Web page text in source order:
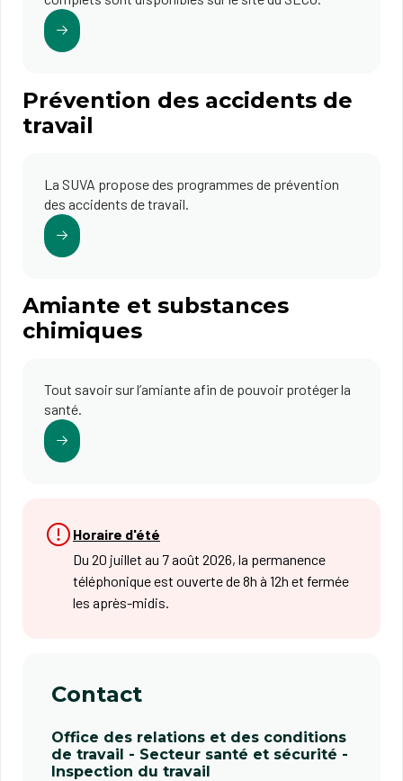
Prévention des accidents de
travail
La SUVA propose des programmes de prévention
des accidents de travail.
Amiante et substances
chimiques
Tout savoir sur l’amiante afin de pouvoir protéger la
santé.
Horaire d'été
Du 20 juillet au 7 août 2026, la permanence
téléphonique est ouverte de 8h à 12h et fermée
les après-midis.
Contact
Office des relations et des conditions
de travail - Secteur santé et sécurité -
Inspection du travail